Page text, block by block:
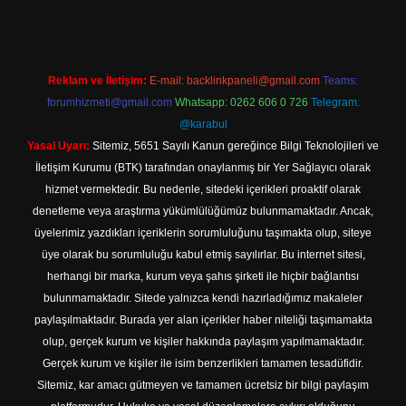
Reklam ve İletişim: E-mail: backlinkpaneli@gmail.com Teams:
forumhizmeti@gmail.com Whatsapp: 0262 606 0 726 Telegram:
@karabul
Yasal Uyarı: Sitemiz, 5651 Sayılı Kanun gereğince Bilgi Teknolojileri ve
İletişim Kurumu (BTK) tarafından onaylanmış bir Yer Sağlayıcı olarak
hizmet vermektedir. Bu nedenle, sitedeki içerikleri proaktif olarak
denetleme veya araştırma yükümlülüğümüz bulunmamaktadır. Ancak,
üyelerimiz yazdıkları içeriklerin sorumluluğunu taşımakta olup, siteye
üye olarak bu sorumluluğu kabul etmiş sayılırlar. Bu internet sitesi,
herhangi bir marka, kurum veya şahıs şirketi ile hiçbir bağlantısı
bulunmamaktadır. Sitede yalnızca kendi hazırladığımız makaleler
paylaşılmaktadır. Burada yer alan içerikler haber niteliği taşımamakta
olup, gerçek kurum ve kişiler hakkında paylaşım yapılmamaktadır.
Gerçek kurum ve kişiler ile isim benzerlikleri tamamen tesadüfidir.
Sitemiz, kar amacı gütmeyen ve tamamen ücretsiz bir bilgi paylaşım